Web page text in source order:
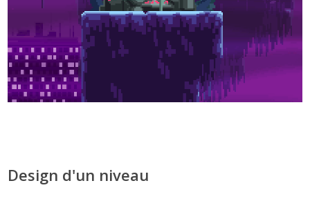
Design d'un niveau